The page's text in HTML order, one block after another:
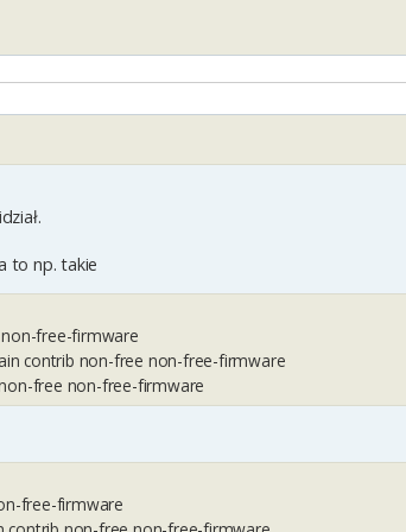
to np. takie
free-firmware
contrib non-free non-free-firmware
free non-free-firmware
free-firmware